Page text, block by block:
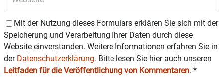
Mit der Nutzung dieses Formulars erklären Sie sich mit der
Speicherung und Verarbeitung Ihrer Daten durch diese
Website einverstanden. Weitere Informationen erfahren Sie in
der Datenschutzerklärung. Bitte lesen Sie hier auch unseren
Leitfaden für die Veröffentlichung von Kommentaren. *